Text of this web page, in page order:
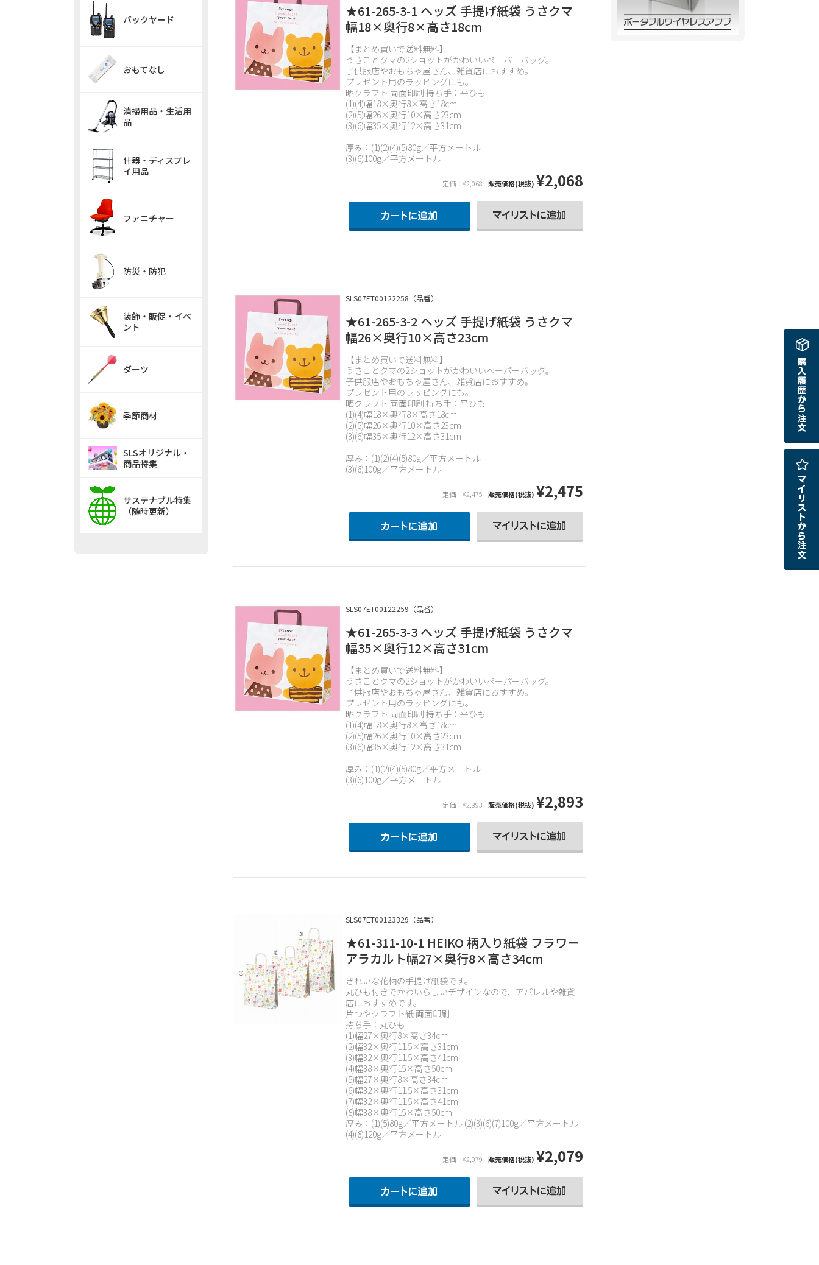
★61-265-3-1 ヘッズ 手提げ紙袋 うさクマ
幅18×奥行8×高さ18cm
【まとめ買いで送料無料】
うさことクマの2ショットがかわいいペーパーバッグ。
子供服店やおもちゃ屋さん、雑貨店におすすめ。
プレゼント用のラッピングにも。
晒クラフト 両面印刷 持ち手：平ひも
(1)(4)幅18×奥行8×高さ18cm
(2)(5)幅26×奥行10×高さ23cm
(3)(6)幅35×奥行12×高さ31cm
厚み：(1)(2)(4)(5)80g／平方メートル
(3)(6)100g／平方メートル
定価：¥2,068 販売価格(税抜) ¥2,068
SLS07ET00122258（品番）
★61-265-3-2 ヘッズ 手提げ紙袋 うさクマ
幅26×奥行10×高さ23cm
【まとめ買いで送料無料】
うさことクマの2ショットがかわいいペーパーバッグ。
子供服店やおもちゃ屋さん、雑貨店におすすめ。
プレゼント用のラッピングにも。
晒クラフト 両面印刷 持ち手：平ひも
(1)(4)幅18×奥行8×高さ18cm
(2)(5)幅26×奥行10×高さ23cm
(3)(6)幅35×奥行12×高さ31cm
厚み：(1)(2)(4)(5)80g／平方メートル
(3)(6)100g／平方メートル
定価：¥2,475 販売価格(税抜) ¥2,475
SLS07ET00122259（品番）
★61-265-3-3 ヘッズ 手提げ紙袋 うさクマ
幅35×奥行12×高さ31cm
【まとめ買いで送料無料】
うさことクマの2ショットがかわいいペーパーバッグ。
子供服店やおもちゃ屋さん、雑貨店におすすめ。
プレゼント用のラッピングにも。
晒クラフト 両面印刷 持ち手：平ひも
(1)(4)幅18×奥行8×高さ18cm
(2)(5)幅26×奥行10×高さ23cm
(3)(6)幅35×奥行12×高さ31cm
厚み：(1)(2)(4)(5)80g／平方メートル
(3)(6)100g／平方メートル
定価：¥2,893 販売価格(税抜) ¥2,893
SLS07ET00123329（品番）
★61-311-10-1 HEIKO 柄入り紙袋 フラワー
アラカルト幅27×奥行8×高さ34cm
きれいな花柄の手提げ紙袋です。
丸ひも付きでかわいらしいデザインなので、アパレルや雑貨
店におすすめです。
片つやクラフト紙 両面印刷
持ち手：丸ひも
(1)幅27×奥行8×高さ34cm
(2)幅32×奥行11.5×高さ31cm
(3)幅32×奥行11.5×高さ41cm
(4)幅38×奥行15×高さ50cm
(5)幅27×奥行8×高さ34cm
(6)幅32×奥行11.5×高さ31cm
(7)幅32×奥行11.5×高さ41cm
(8)幅38×奥行15×高さ50cm
厚み：(1)(5)80g／平方メートル (2)(3)(6)(7)100g／平方メートル
(4)(8)120g／平方メートル
定価：¥2,079 販売価格(税抜) ¥2,079
バックヤード
おもてなし
清掃用品・生活用
品
什器・ディスプレ
イ用品
ファニチャー
防災・防犯
装飾・販促・イベ
ント
ダーツ
季節商材
SLSオリジナル・
商品特集
サステナブル特集
（随時更新）